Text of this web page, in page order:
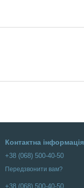
Контактна інформація
+38 (068) 500-40-50
Передзвонити вам?
+38 (068) 500-40-50